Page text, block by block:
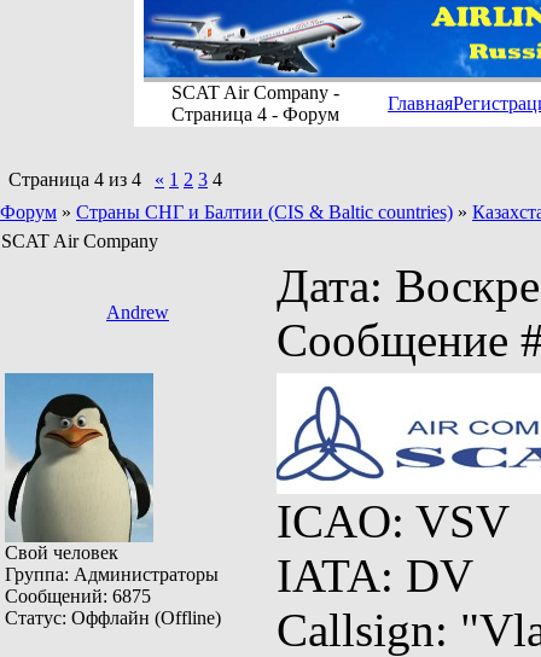
SCAT Air Company -
Страница 4 - Форум
Главная
Страница 4 из 4 « 1 2 3 4
Форум » Страны СНГ и Балтии (CIS & Baltic countries) »
SCAT Air Company
Andrew
Дата:
Сообщение
Свой человек
Группа: Администраторы
Сообщений: 6875
Статус: Оффлайн (Offline)
ICAO: VSV
IATA: DV
Callsign: